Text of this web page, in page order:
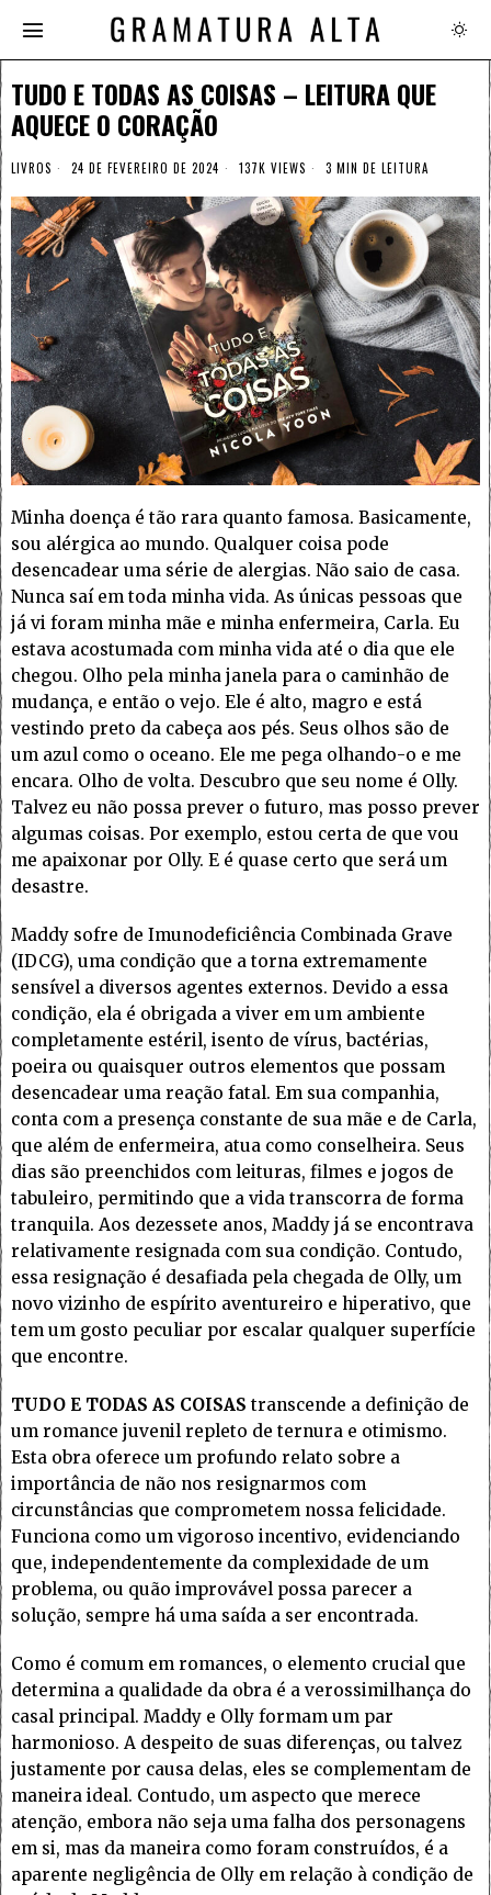
TUDO E TODAS AS COISAS – LEITURA QUE
AQUECE O CORAÇÃO
LIVROS 24 DE FEVEREIRO DE 2024 137K VIEWS 3 MIN DE LEITURA
Minha doença é tão rara quanto famosa. Basicamente,
sou alérgica ao mundo. Qualquer coisa pode
desencadear uma série de alergias. Não saio de casa.
Nunca saí em toda minha vida. As únicas pessoas que
já vi foram minha mãe e minha enfermeira, Carla. Eu
estava acostumada com minha vida até o dia que ele
chegou. Olho pela minha janela para o caminhão de
mudança, e então o vejo. Ele é alto, magro e está
vestindo preto da cabeça aos pés. Seus olhos são de
um azul como o oceano. Ele me pega olhando-o e me
encara. Olho de volta. Descubro que seu nome é Olly.
Talvez eu não possa prever o futuro, mas posso prever
algumas coisas. Por exemplo, estou certa de que vou
me apaixonar por Olly. E é quase certo que será um
desastre.
Maddy sofre de Imunodeficiência Combinada Grave
(IDCG), uma condição que a torna extremamente
sensível a diversos agentes externos. Devido a essa
condição, ela é obrigada a viver em um ambiente
completamente estéril, isento de vírus, bactérias,
poeira ou quaisquer outros elementos que possam
desencadear uma reação fatal. Em sua companhia,
conta com a presença constante de sua mãe e de Carla,
que além de enfermeira, atua como conselheira. Seus
dias são preenchidos com leituras, filmes e jogos de
tabuleiro, permitindo que a vida transcorra de forma
tranquila. Aos dezessete anos, Maddy já se encontrava
relativamente resignada com sua condição. Contudo,
essa resignação é desafiada pela chegada de Olly, um
novo vizinho de espírito aventureiro e hiperativo, que
tem um gosto peculiar por escalar qualquer superfície
que encontre.
TUDO E TODAS AS COISAS transcende a definição de
um romance juvenil repleto de ternura e otimismo.
Esta obra oferece um profundo relato sobre a
importância de não nos resignarmos com
circunstâncias que comprometem nossa felicidade.
Funciona como um vigoroso incentivo, evidenciando
que, independentemente da complexidade de um
problema, ou quão improvável possa parecer a
solução, sempre há uma saída a ser encontrada.
Como é comum em romances, o elemento crucial que
determina a qualidade da obra é a verossimilhança do
casal principal. Maddy e Olly formam um par
harmonioso. A despeito de suas diferenças, ou talvez
justamente por causa delas, eles se complementam de
maneira ideal. Contudo, um aspecto que merece
atenção, embora não seja uma falha dos personagens
em si, mas da maneira como foram construídos, é a
aparente negligência de Olly em relação à condição de